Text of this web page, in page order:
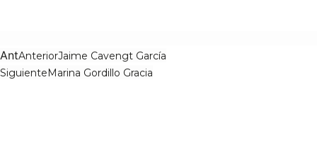
AntAnteriorJaime Cavengt García
SiguienteMarina Gordillo Gracia